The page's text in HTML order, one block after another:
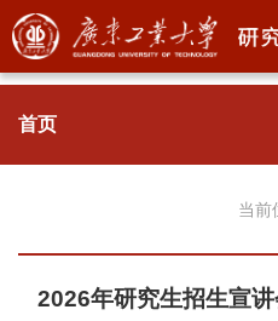
首页
当前
2026年研究生招生宣讲